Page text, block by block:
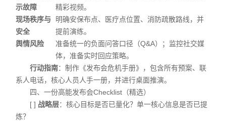
示故障
精彩视频。
现场秩序与
安全
明确安保布点、医疗点位置、消防疏散路线，并
提前演练。
舆情风险
准备统一的负面问答口径（Q&A）；监控社交媒
体，准备实时回应策略。
行动指南：制作《发布会危机手册》，包含所有预案、联
系人电话，核心人员人手一册，并进行桌面推演。
四、一份高能发布会Checklist（精选）
[ ] 战略层：核心目标是否已量化？单一核心信息是否已提
炼？